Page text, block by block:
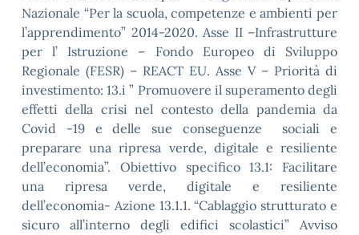
Nazionale “Per la scuola, competenze e ambienti per
l’apprendimento” 2014-2020. Asse II –Infrastrutture
per l’ Istruzione – Fondo Europeo di Sviluppo
Regionale (FESR) – REACT EU. Asse V – Priorità di
investimento: 13.i ” Promuovere il superamento degli
effetti della crisi nel contesto della pandemia da
Covid -19 e delle sue conseguenze sociali e
preparare una ripresa verde, digitale e resiliente
dell’economia”. Obiettivo specifico 13.1: Facilitare
una ripresa verde, digitale e resiliente
dell’economia- Azione 13.1.1. “Cablaggio strutturato e
sicuro all’interno degli edifici scolastici” Avviso